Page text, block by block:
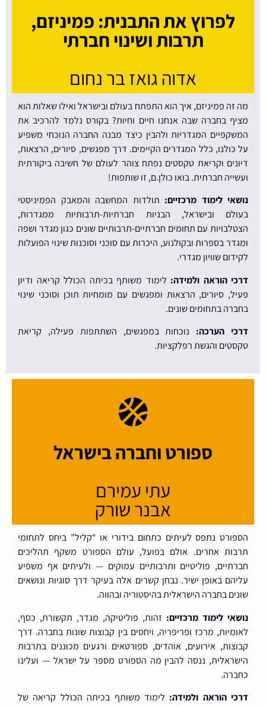
לפרוץ את התבנית: פמיניזם,
תרבות ושינוי חברתי
אדוה גואז בר נחום
מה זה פמיניזם, איך הוא התפתח בעולם ובישראל ואילו שאלות הוא
מציף בחברה שבה אנחנו חיים וחיות? בקורס נלמד להרכיב את
המשקפיים המגדריות ולהבין כיצד מבנה החברה הנוכחי משפיע
על כולנו, כלל המגדרים הקיימים. דרך מפגשים, סיורים, הרצאות,
דיונים וקריאת טקסטים נפתח צוהר לעולם של חשיבה ביקורתית
ועשייה חברתית. בואו כולן.ם, זו שותפות!
נושאי לימוד מרכזיים: תולדות המחשבה והמאבק הפמיניסטי
בעולם ובישראל, הבניות חברתיות-תרבותיות ממגדרות,
הצטלבויות עם תחומים חברתיים-תרבותיים שונים כגון מגדר ושפה
ומגדר בספרות ובקולנוע, היכרות עם סוכני וסוכנות שינוי הפועלות
לקידום שוויון מגדרי.
דרכי הוראה ולמידה: לימוד משותף בכיתה הכולל קריאה ודיון
פעיל, סיורים, הרצאות ומפגשים עם מומחיות תוכן וסוכני שינוי
בחברה בתחומים שונים.
דרכי הערכה: נוכחות במפגשים, השתתפות פעילה, קריאת
טקסטים והגשת רפלקציות.
ספורט וחברה בישראל
עתי עמירם
אבנר שורק
הספורט נתפס לעיתים כתחום בידורי או “קליל” ביחס לתחומי
תרבות אחרים. אולם בפועל, עולם הספורט משקף תהליכים
חברתיים, פוליטיים ותרבותיים עמוקים — ולעיתים אף משפיע
עליהם באופן ישיר. נבחן קשרים אלה בעיקר דרך סוגיות ונושאים
שונים בחברה הישראלית בהיסטוריה ובהווה.
נושאי לימוד מרכזיים: זהות, פוליטיקה, מגדר, תקשורת, כסף,
לאומיות, מרכז ופריפריה, ויחסים בין קבוצות שונות בחברה. דרך
קבוצות, אירועים, אוהדים, ספורטאים ורגעים מכוננים בתרבות
הישראלית, ננסה להבין מה הספורט מספר על ישראל — ועלינו
כחברה.
דרכי הוראה ולמידה: לימוד משותף בכיתה הכולל קריאה של